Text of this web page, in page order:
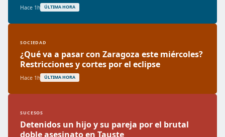
Hace 1h ÚLTIMA HORA
SOCIEDAD
¿Qué va a pasar con Zaragoza este miércoles?
Restricciones y cortes por el eclipse
Hace 1h ÚLTIMA HORA
SUCESOS
Detenidos un hijo y su pareja por el brutal
doble asesinato en Tauste